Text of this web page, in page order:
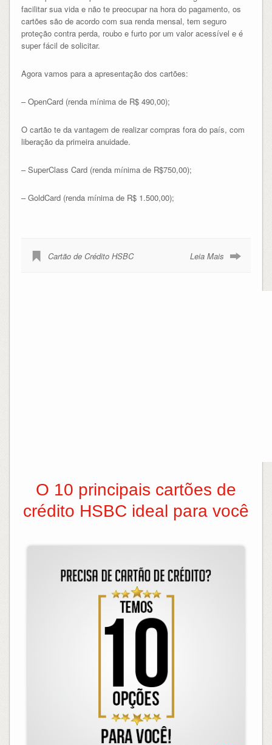
facilitar sua vida e não te preocupar na hora do pagamento, os
cartões são de acordo com sua renda mensal, tem seguro
proteção contra perda, roubo e furto por um valor acessível e é
super fácil de solicitar.
Agora vamos para a apresentação dos cartões:
– OpenCard (renda mínima de R$ 490,00);
O cartão te da vantagem de realizar compras fora do país, com
liberação da primeira anuidade.
– SuperClass Card (renda mínima de R$750,00);
– GoldCard (renda mínima de R$ 1.500,00);
Cartão de Crédito HSBC Leia Mais
O 10 principais cartões de
crédito HSBC ideal para você